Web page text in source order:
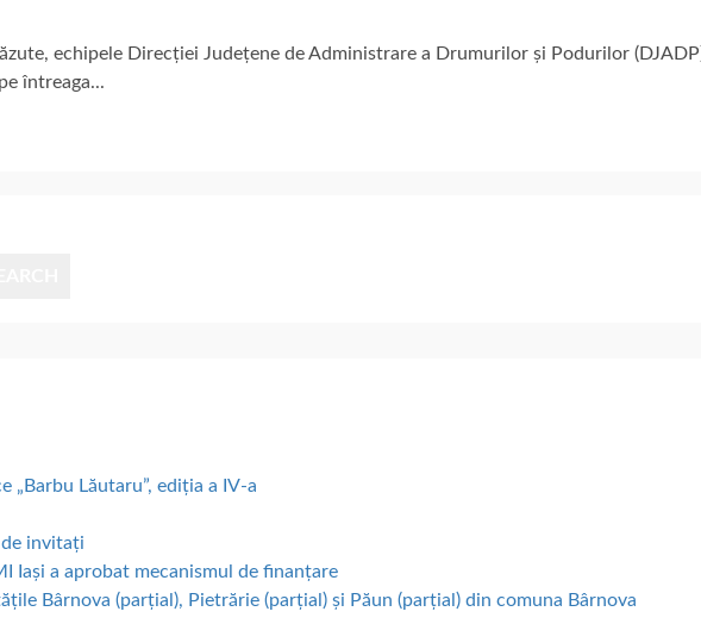
echipele Direcției Județene de Administrare a Drumurilor și Podurilor
întreaga...
„Barbu Lăutaru”, ediția a IV-a
de invitați
Iași a aprobat mecanismul de finanțare
Bârnova (parțial), Pietrărie (parțial) și Păun (parțial) din comuna Bârnova